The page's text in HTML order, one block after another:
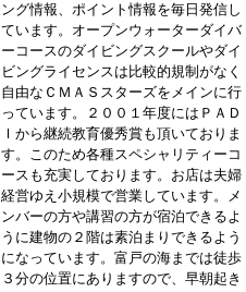
ング情報、ポイント情報を毎日発信し
ています。オープンウォーターダイバ
ーコースのダイビングスクールやダイ
ビングライセンスは比較的規制がなく
自由なＣＭＡＳスターズをメインに行
っています。２００１年度にはＰＡＤ
Ｉから継続教育優秀賞も頂いておりま
す。このため各種スペシャリティーコ
ースも充実しております。お店は夫婦
経営ゆえ小規模で営業しています。メ
ンバーの方や講習の方が宿泊できるよ
うに建物の２階は素泊まりできるよう
になっています。富戸の海までは徒歩
３分の位置にありますので、早朝起き